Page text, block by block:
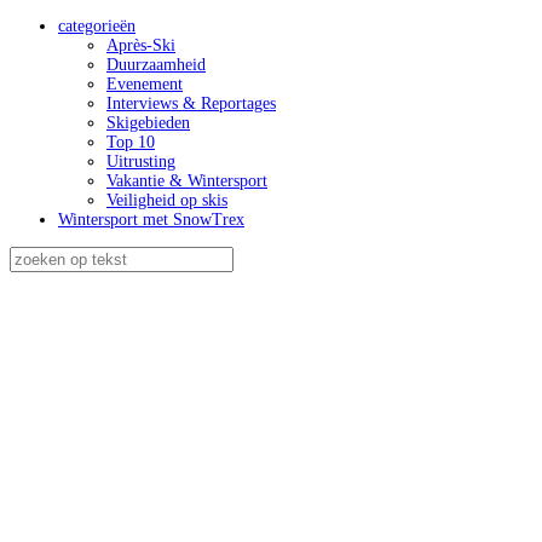
categorieën
Après-Ski
Duurzaamheid
Evenement
Interviews & Reportages
Skigebieden
Top 10
Uitrusting
Vakantie & Wintersport
Veiligheid op skis
Wintersport met SnowTrex